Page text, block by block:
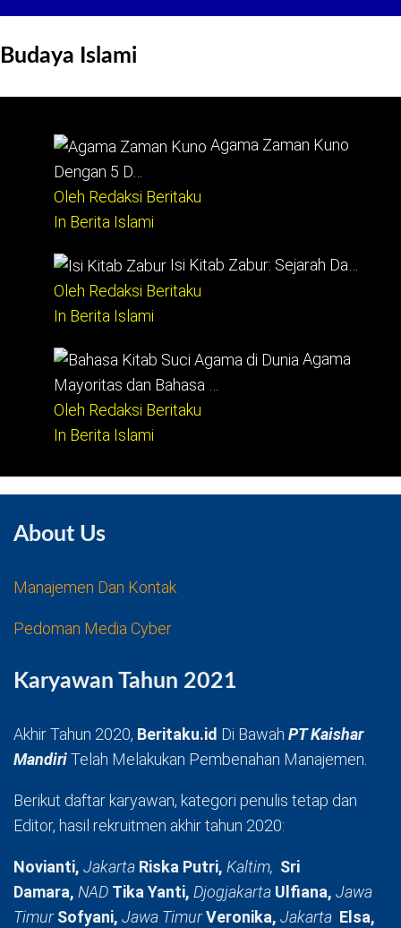
Budaya Islami
Agama Zaman Kuno
Dengan 5 D…
Oleh Redaksi Beritaku
In Berita Islami
Isi Kitab Zabur: Sejarah Da…
Oleh Redaksi Beritaku
In Berita Islami
Agama
Mayoritas dan Bahasa …
Oleh Redaksi Beritaku
In Berita Islami
About Us
Manajemen Dan Kontak
Pedoman Media Cyber
Karyawan Tahun 2021
Akhir Tahun 2020, Beritaku.id Di Bawah PT Kaishar
MandiriTelah Melakukan Pembenahan Manajemen.
Berikut daftar karyawan, kategori penulis tetap dan
Editor, hasil rekruitmen akhir tahun 2020:
Novianti, Jakarta Riska Putri, Kaltim, Sri
Damara, NAD Tika Yanti, Djogjakarta Ulfiana, Jawa
TimurSofyani, Jawa TimurVeronika, Jakarta Elsa,